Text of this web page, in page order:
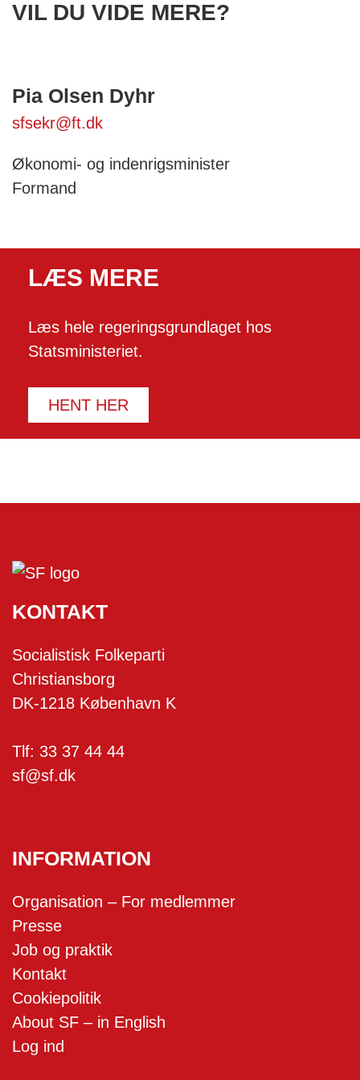
VIL DU VIDE MERE?
Pia Olsen Dyhr
sfsekr@ft.dk
Økonomi- og indenrigsminister
Formand
LÆS MERE
Læs hele regeringsgrundlaget hos
Statsministeriet.
HENT HER
KONTAKT
Socialistisk Folkeparti
Christiansborg
DK-1218 København K
Tlf: 33 37 44 44
sf@sf.dk
INFORMATION
Organisation – For medlemmer
Presse
Job og praktik
Kontakt
Cookiepolitik
About SF – in English
Log ind